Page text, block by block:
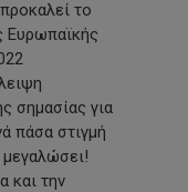
το
Ευρωπαϊκής
σημασίας για
πάσα στιγμή
και την